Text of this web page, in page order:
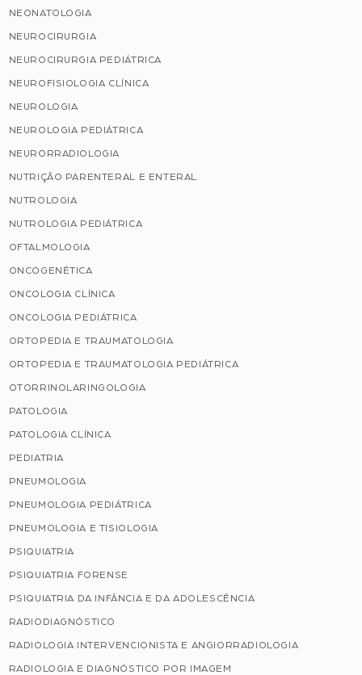
NEONATOLOGIA
NEUROCIRURGIA
NEUROCIRURGIA PEDIÁTRICA
NEUROFISIOLOGIA CLÍNICA
NEUROLOGIA
NEUROLOGIA PEDIÁTRICA
NEURORRADIOLOGIA
NUTRIÇÃO PARENTERAL E ENTERAL
NUTROLOGIA
NUTROLOGIA PEDIÁTRICA
OFTALMOLOGIA
ONCOGENÉTICA
ONCOLOGIA CLÍNICA
ONCOLOGIA PEDIÁTRICA
ORTOPEDIA E TRAUMATOLOGIA
ORTOPEDIA E TRAUMATOLOGIA PEDIÁTRICA
OTORRINOLARINGOLOGIA
PATOLOGIA
PATOLOGIA CLÍNICA
PEDIATRIA
PNEUMOLOGIA
PNEUMOLOGIA PEDIÁTRICA
PNEUMOLOGIA E TISIOLOGIA
PSIQUIATRIA
PSIQUIATRIA FORENSE
PSIQUIATRIA DA INFÂNCIA E DA ADOLESCÊNCIA
RADIODIAGNÓSTICO
RADIOLOGIA INTERVENCIONISTA E ANGIORRADIOLOGIA
RADIOLOGIA E DIAGNÓSTICO POR IMAGEM